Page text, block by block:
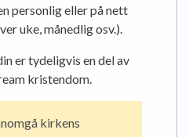
personlig eller på nett
uke, månedlig osv.).
er tydeligvis en del av
kristendom.
kirkens